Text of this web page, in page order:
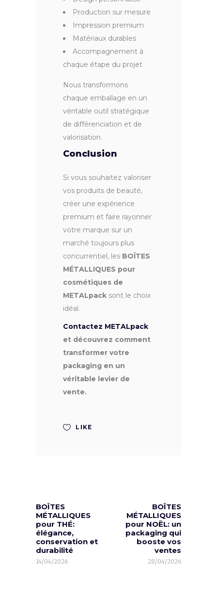
Production sur mesure
Impression premium
Matériaux durables
Accompagnement à
chaque étape du projet
Nous transformons
chaque emballage en un
véritable outil stratégique
de différenciation et de
valorisation.
Conclusion
Si vous souhaitez valoriser
vos produits de beauté,
créer une expérience
premium et faire rayonner
votre marque sur un
marché toujours plus
concurrentiel, les BOÎTES
MÉTALLIQUES pour
cosmétiques de
METALpack sont le choix
idéal.
Contactez METALpack
et découvrez comment
transformer votre
packaging en un
véritable levier de
vente.
LIKE
BOÎTES
MÉTALLIQUES
pour THÉ:
élégance,
conservation et
durabilité
14/04/2026
BOÎTES
MÉTALLIQUES
pour NOËL: un
packaging qui
booste vos
ventes
28/04/2026